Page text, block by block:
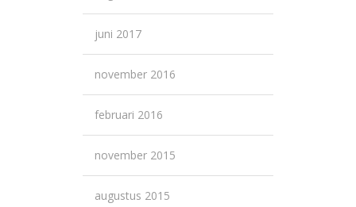
juni 2017
november 2016
februari 2016
november 2015
augustus 2015